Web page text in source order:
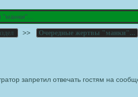
>> Очередные жертвы "манки"...
запретил отвечать гостям на